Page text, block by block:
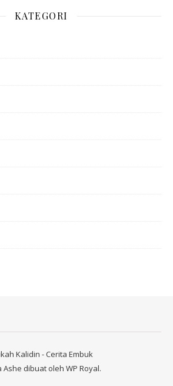
KATEGORI
Kalidin - Cerita Embuk
Ashe dibuat oleh WP Royal.